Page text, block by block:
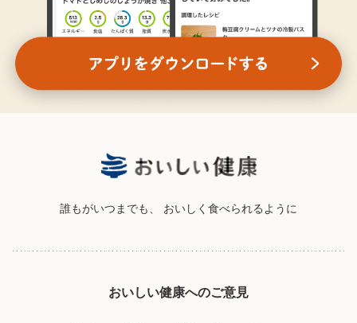
誰もがいつまでも、 おいしく食べられるように
おいしい健康へのご意見